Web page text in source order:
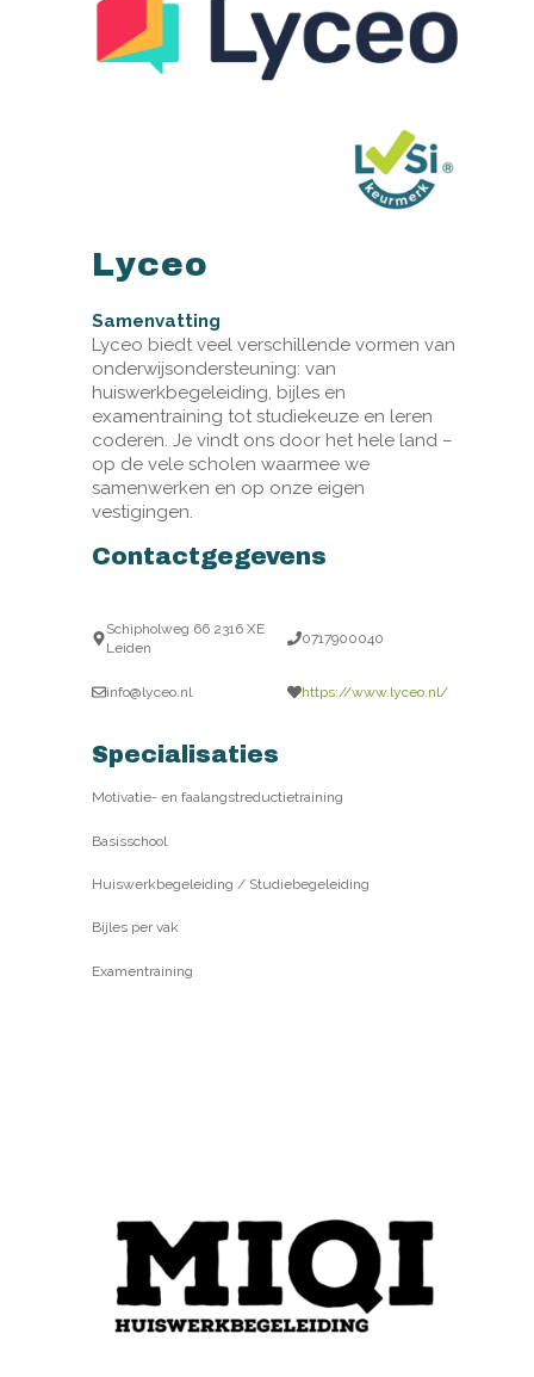
Lyceo
Samenvatting
Lyceo biedt veel verschillende vormen van
onderwijsondersteuning: van
huiswerkbegeleiding, bijles en
examentraining tot studiekeuze en leren
coderen. Je vindt ons door het hele land –
op de vele scholen waarmee we
samenwerken en op onze eigen
vestigingen.
Contactgegevens
Schipholweg 66 2316 XE
Leiden
0717900040
info@lyceo.nl https://www.lyceo.nl/
Specialisaties
Motivatie- en faalangstreductietraining
Basisschool
Huiswerkbegeleiding / Studiebegeleiding
Bijles per vak
Examentraining